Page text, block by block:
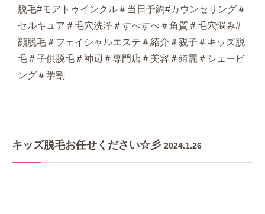
脱毛#モアトゥインクル＃当日予約#カウンセリング＃
セルキュア＃毛穴洗浄＃すべすべ＃角質＃毛穴悩み#
顔脱毛＃フェイシャルエステ＃紹介＃親子＃キッズ脱
毛＃子供脱毛＃神辺＃専門店＃美容＃綺麗＃シェービ
ング＃学割
キッズ脱毛お任せください☆彡 2024.1.26